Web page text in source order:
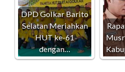
DPD Golkar Barito
Selatan Meriahkan
HUT ke-61
dengan…